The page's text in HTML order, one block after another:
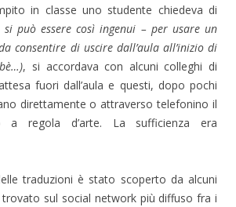
in classe uno studente chiedeva di
può essere così ingenui – per usare un
consentire di uscire dall’aula all’inizio di
, si accordava con alcuni colleghi di
fuori dall’aula e questi, dopo pochi
direttamente o attraverso telefonino il
a regola d’arte. La sufficienza era
traduzioni è stato scoperto da alcuni
sul social network più diffuso fra i